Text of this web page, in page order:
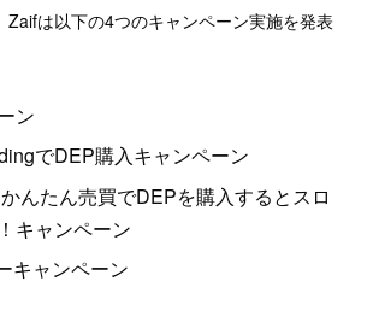
Zaifは以下の4つのキャンペーン実施を発表
ン
でDEP購入キャンペーン
んたん売買でDEPを購入するとスロ
キャンペーン
キャンペーン